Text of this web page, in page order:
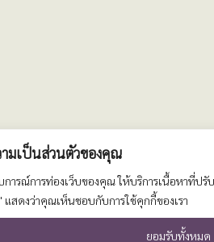
มเป็นส่วนตัวของคุณ
การณ์การท่องเว็บของคุณ ให้บริการเนื้อหาที่ป
สดงว่าคุณเห็นชอบกับการใช้คุกกี้ของเรา
ยอมรับทั้งหมด